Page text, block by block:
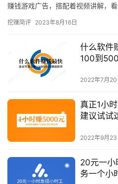
赚钱游戏广告，搭配着视频讲解，
软件真…
挖赚简评 2023年8月16日
什么软件
100到
2022年7月20
真正1小
建议试试
2022年9月23
20元一小
务一个小